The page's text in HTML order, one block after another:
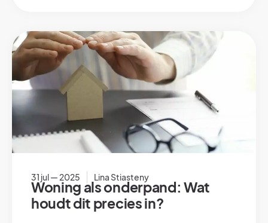
31 jul — 2025 Lina Stiasteny
Woning als onderpand: Wat
houdt dit precies in?